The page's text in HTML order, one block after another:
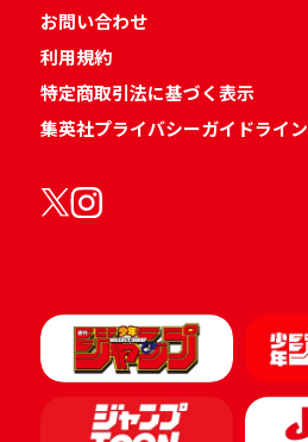
お問い合わせ
利用規約
特定商取引法に基づく表示
集英社プライバシーガイドライン